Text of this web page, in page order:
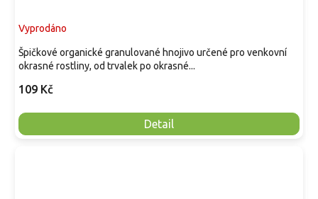
Vyprodáno
109 Kč
Detail
Špičkové organické granulované hnojivo určené pro venkovní
okrasné rostliny, od trvalek po okrasné...